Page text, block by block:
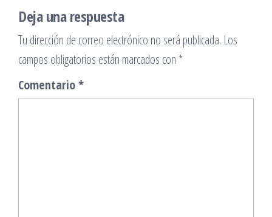
Deja una respuesta
Tu dirección de correo electrónico no será publicada. Los
campos obligatorios están marcados con *
Comentario*